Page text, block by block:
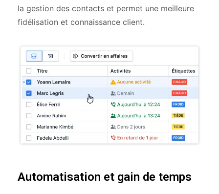
la gestion des contacts et permet une meilleure
fidélisation et connaissance client.
Automatisation et gain de temps